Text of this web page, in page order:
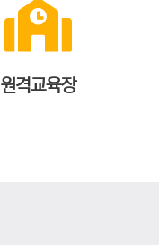
원격교육장